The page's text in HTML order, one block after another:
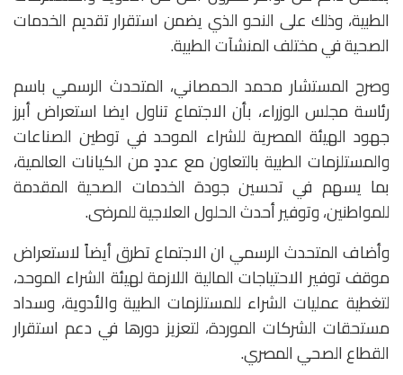
الطبية، وذلك على النحو الذي يضمن استقرار تقديم الخدمات
الصحية في مختلف المنشآت الطبية.
وصرح المستشار محمد الحمصاني، المتحدث الرسمي باسم
رئاسة مجلس الوزراء، بأن الاجتماع تناول ايضا استعراض أبرز
جهود الهيئة المصرية للشراء الموحد في توطين الصناعات
والمستلزمات الطبية بالتعاون مع عددٍ من الكيانات العالمية،
بما يسهم في تحسين جودة الخدمات الصحية المقدمة
للمواطنين، وتوفير أحدث الحلول العلاجية للمرضى.
وأضاف المتحدث الرسمي ان الاجتماع تطرق أيضاً لاستعراض
موقف توفير الاحتياجات المالية اللازمة لهيئة الشراء الموحد،
لتغطية عمليات الشراء للمستلزمات الطبية والأدوية، وسداد
مستحقات الشركات الموردة، لتعزيز دورها في دعم استقرار
القطاع الصحي المصري.